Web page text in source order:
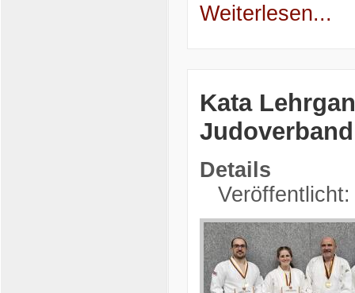
Weiterlesen...
Kata
Details